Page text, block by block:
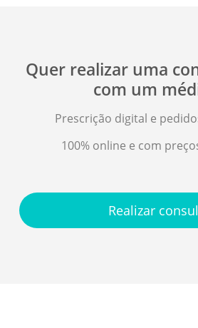
Quer realizar uma
com um
Prescrição digital e
100% online e com
Realizar